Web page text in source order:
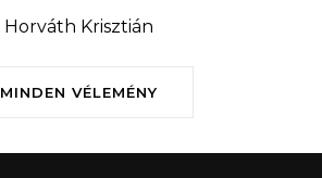
MINDEN VÉLEMÉNY
Horváth Krisztián